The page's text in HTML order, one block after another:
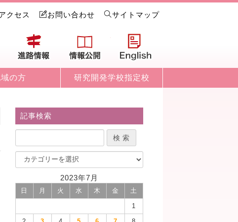
クセス お問い合わせ サイトマップ
入試情報 進路情報 情報公開
の方 研究開発学校指定校
記事検索
2023年7月
日 月 火 水 木 金 土
1